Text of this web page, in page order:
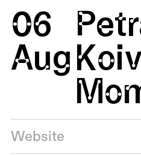
06
Aug
Website